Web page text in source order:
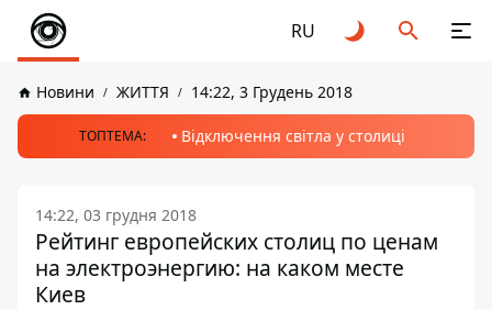
RU
Новини ЖИТТЯ 14:22, 3 Грудень 2018
ТОПТЕМА: Відключення світла у столиці
14:22, 03 грудня 2018
Рейтинг европейских столиц по ценам
на электроэнергию: на каком месте
Киев